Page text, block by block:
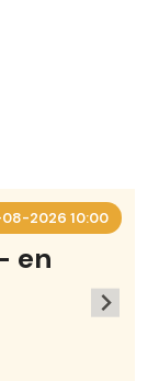
2026 10:00
en